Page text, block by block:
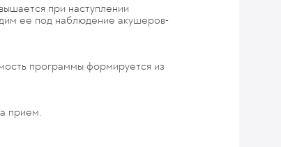
при наступлении
ее под наблюдение акушеров-
программы формируется из
прием.